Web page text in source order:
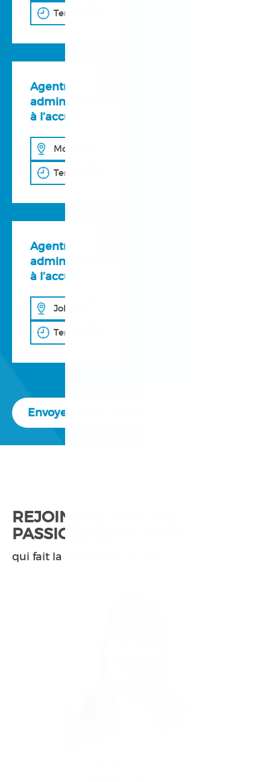
Temps plein
Agent(e)
administratif(ve)
à l’accueil
Montréal
Temps plein
Agent(e)
administratif(ve)
à l’accueil
Joliette
Temps plein
Envoyez votre candidature spontanée
REJOINDRE UNE ÉQUIPE
PASSIONNÉE ET FIDÈLE
qui fait la différence au quotidien.